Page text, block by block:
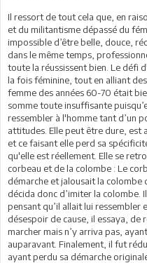
Il ressort de tout cela que, en
et du militantisme dépassé du
impossible d’être belle, douce,
dans le même temps,
toute la réussissent bien. Le défi
la fois féminine, tout en alliant
femme des années 60-70 était
somme toute insuffisante
ressembler à l'homme tant d’un
attitudes. Elle peut être dure, est
et ce faisant elle perd sa
qu'elle est réellement. Elle se
corbeau et de la colombe : Le
démarche et jalousait la colombe
décida donc d’imiter la colombe.
pensant qu’il allait lui ressembler
désespoir de cause, il essaya,
marcher mais n’y arriva pas,
auparavant. Finalement, il fut
ayant perdu sa démarche